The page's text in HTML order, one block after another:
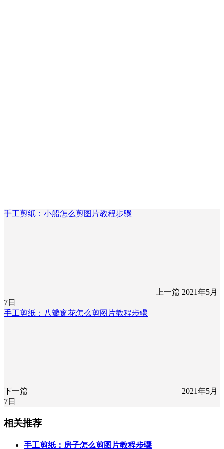
手工剪纸：小船怎么剪图片教程步骤
上一篇 2021年5月
7日
手工剪纸：八瓣窗花怎么剪图片教程步骤
下一篇
2021年5月
7日
相关推荐
手工剪纸：房子怎么剪图片教程步骤